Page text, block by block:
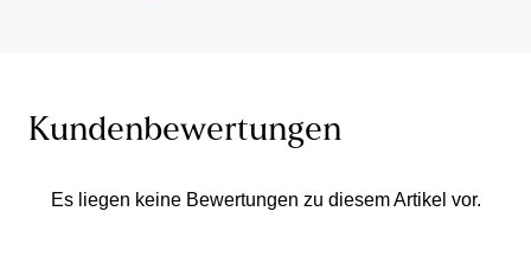
Kundenbewertungen
Es liegen keine Bewertungen zu diesem Artikel vor.